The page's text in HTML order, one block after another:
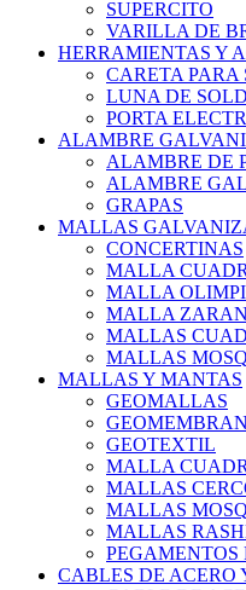
SUPERCITO
VARILLA DE
HERRAMIENTAS Y
CARETA PARA
LUNA DE
PORTA
ALAMBRE
ALAMBRE DE
ALAMBRE
GRAPAS
MALLAS
CONCERTINAS
MALLA
MALLA
MALLA
MALLAS
MALLAS
MALLAS Y MANTAS
GEOMALLAS
GEOTEXTIL
MALLA
MALLAS
MALLAS
MALLAS
PEGAMENTOS
CABLES DE ACERO